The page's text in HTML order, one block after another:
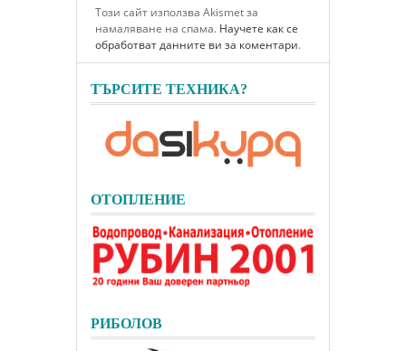
Този сайт използва Akismet за
намаляване на спама. Научете как се
обработват данните ви за коментари.
ТЪРСИТЕ ТЕХНИКА?
ОТОПЛЕНИЕ
РИБОЛОВ